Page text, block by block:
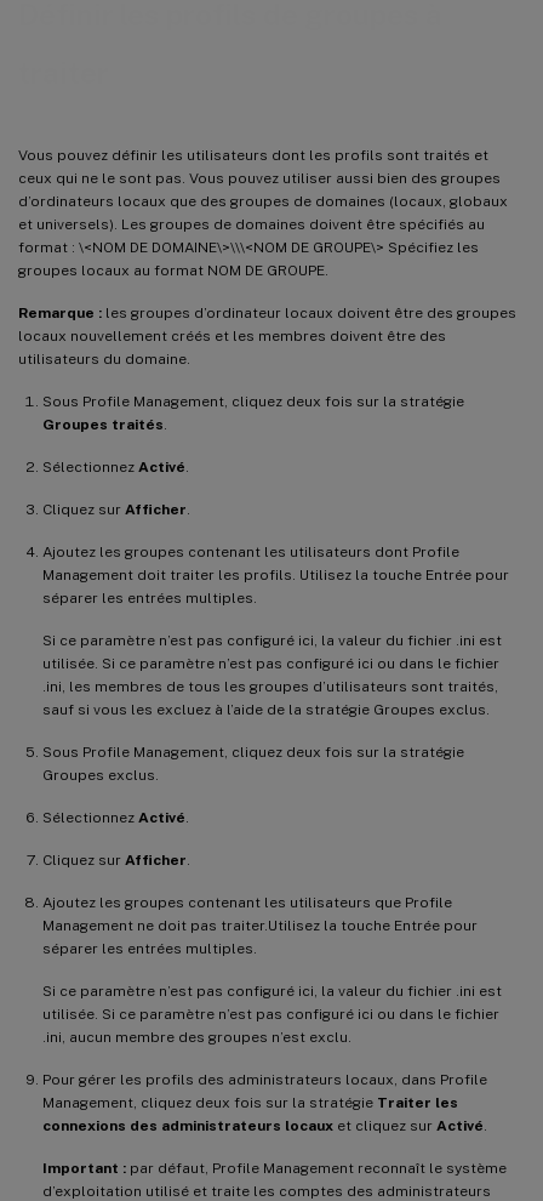
Vous pouvez définir les utilisateurs dont les profils sont traités et
ceux qui ne le sont pas. Vous pouvez utiliser aussi bien des groupes
d’ordinateurs locaux que des groupes de domaines (locaux, globaux
et universels). Les groupes de domaines doivent être spécifiés au
format : \<NOM DE DOMAINE\>\\\<NOM DE GROUPE\> Spécifiez les
groupes locaux au format NOM DE GROUPE.
Remarque : les groupes d’ordinateur locaux doivent être des groupes
locaux nouvellement créés et les membres doivent être des
utilisateurs du domaine.
Sous Profile Management, cliquez deux fois sur la stratégie
Groupes traités
Sélectionnez Activé
Cliquez sur Afficher
Ajoutez les groupes contenant les utilisateurs dont Profile
Management doit traiter les profils. Utilisez la touche Entrée pour
séparer les entrées multiples.
Si ce paramètre n’est pas configuré ici, la valeur du fichier .ini est
utilisée. Si ce paramètre n’est pas configuré ici ou dans le fichier
.ini, les membres de tous les groupes d’utilisateurs sont traités,
sauf si vous les excluez à l’aide de la stratégie Groupes exclus.
Sous Profile Management, cliquez deux fois sur la stratégie
Groupes exclus.
Sélectionnez Activé
Cliquez sur Afficher
Ajoutez les groupes contenant les utilisateurs que Profile
Management ne doit pas traiter.Utilisez la touche Entrée pour
séparer les entrées multiples.
Si ce paramètre n’est pas configuré ici, la valeur du fichier .ini est
utilisée. Si ce paramètre n’est pas configuré ici ou dans le fichier
.ini, aucun membre des groupes n’est exclu.
Pour gérer les profils des administrateurs locaux, dans Profile
Management, cliquez deux fois sur la stratégie Traiter les
connexions des administrateurs locaux et cliquez sur Activé
Important : par défaut, Profile Management reconnaît le système
d’exploitation utilisé et traite les comptes des administrateurs